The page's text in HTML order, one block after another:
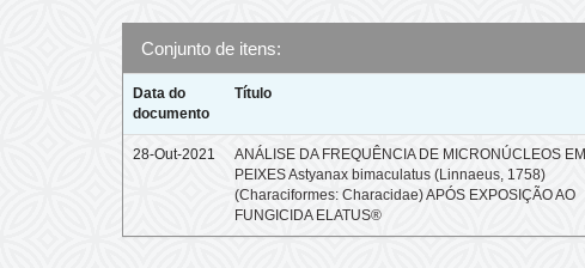
Conjunto de itens:
Data do
documento
Título
28-Out-2021
ANÁLISE DA FREQUÊNCIA DE MICRONÚCLEOS EM
PEIXES Astyanax bimaculatus (Linnaeus, 1758)
(Characiformes: Characidae) APÓS EXPOSIÇÃO AO
FUNGICIDA ELATUS®